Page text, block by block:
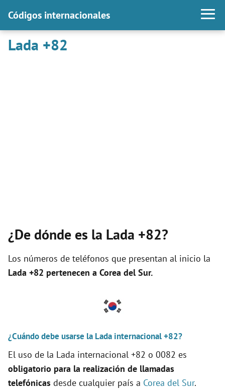
Códigos internacionales
Lada +82
¿De dónde es la Lada +82?
Los números de teléfonos que presentan al inicio la
Lada +82 pertenecen a Corea del Sur.
¿Cuándo debe usarse la Lada internacional +82?
El uso de la Lada internacional +82 o 0082 es
obligatorio para la realización de llamadas
telefónicas desde cualquier país a Corea del Sur.